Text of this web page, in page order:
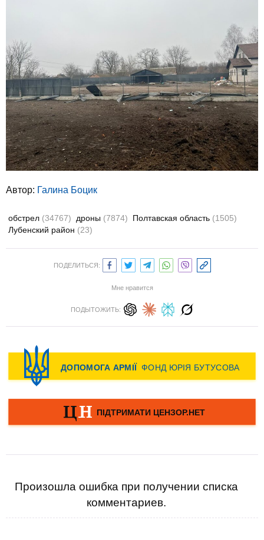
Автор: Галина Боцик
обстрел (34767) дроны (7874) Полтавская область (1505)
Лубенский район (23)
ПОДЕЛИТЬСЯ:
Мне нравится
ПОДЫТОЖИТЬ:
Произошла ошибка при получении списка
комментариев.